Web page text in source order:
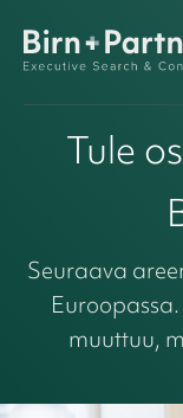
Tule
Seuraava
muuttuu,